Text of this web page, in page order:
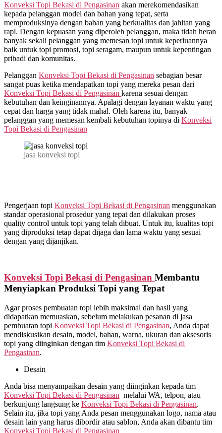
Konveksi Topi Bekasi di Pengasinan akan merekomendasikan
kepada pelanggan model dan bahan yang tepat, serta
memproduksinya dengan bahan yang berkualitas dan jahitan yang
rapi. Dengan kepuasan yang diperoleh pelanggan, maka tidah heran
banyak sekali pelanggan yang memesan topi untuk keperluannya
baik untuk topi promosi, topi seragam, maupun untuk kepentingan
pribadi dan komunitas.
Pelanggan Konveksi Topi Bekasi di Pengasinan sebagian besar
sangat puas ketika mendapatkan topi yang mereka pesan dari
Konveksi Topi Bekasi di Pengasinan karena sesuai dengan
kebutuhan dan keinginannya. Apalagi dengan layanan waktu yang
cepat dan harga yang tidak mahal. Oleh karena itu, banyak
pelanggan yang memesan kembali kebutuhan topinya di Konveksi
Topi Bekasi di Pengasinan
jasa konveksi topi
Pengerjaan topi Konveksi Topi Bekasi di Pengasinan menggunakan
standar operasional prosedur yang tepat dan dilakukan proses
quality control untuk topi yang telah dibuat. Untuk itu, kualitas topi
yang diproduksi tetap dapat dijaga dan lama waktu yang sesuai
dengan yang dijanjikan.
Konveksi Topi Bekasi di Pengasinan Membantu
Menyiapkan Produksi Topi yang Tepat
Agar proses pembuatan topi lebih maksimal dan hasil yang
didapatkan memuaskan, sebelum melakukan pesanan di jasa
pembuatan topi Konveksi Topi Bekasi di Pengasinan, Anda dapat
mendiskusikan desain, model, bahan, warna, ukuran dan aksesoris
topi yang diinginkan dengan tim Konveksi Topi Bekasi di
Pengasinan.
Desain
Anda bisa menyampaikan desain yang diinginkan kepada tim
Konveksi Topi Bekasi di Pengasinan melalui WA, telpon, atau
berkunjung langsung ke Konveksi Topi Bekasi di Pengasinan.
Selain itu, jika topi yang Anda pesan menggunakan logo, nama atau
desain lain yang harus dibordir atau sablon, Anda akan dibantu tim
Konveksi Topi Bekasi di Pengasinan